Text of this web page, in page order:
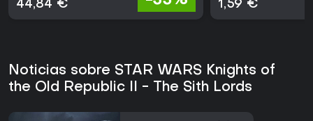
44,84 € 1,59 €
Noticias sobre STAR WARS Knights of
the Old Republic II - The Sith Lords